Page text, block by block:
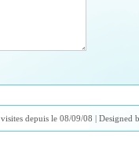
visites depuis le 08/09/08 | Designed